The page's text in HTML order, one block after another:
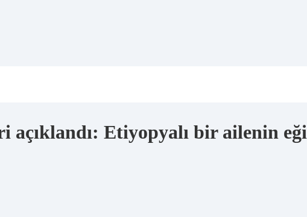
açıklandı: Etiyopyalı bir ailenin